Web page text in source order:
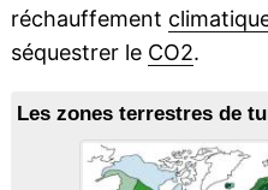
réchauffement
séquestrer le CO2.
Les zones terrestres de